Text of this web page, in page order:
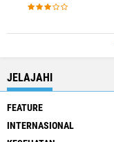
JELAJAHI
FEATURE
INTERNASIONAL